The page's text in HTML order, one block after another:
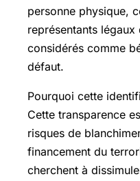
personne physique,
représentants
considérés comme
défaut.
Pourquoi cette
Cette transparence
risques de
financement du
cherchent à